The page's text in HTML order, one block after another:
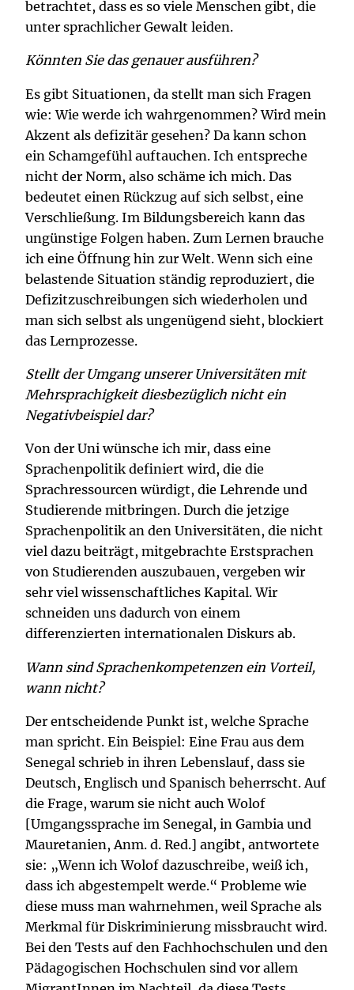
betrachtet, dass es so viele Menschen gibt, die
unter sprachlicher Gewalt leiden.
Könnten Sie das genauer ausführen?
Es gibt Situationen, da stellt man sich Fragen
wie: Wie werde ich wahrgenommen? Wird mein
Akzent als defizitär gesehen? Da kann schon
ein Schamgefühl auftauchen. Ich entspreche
nicht der Norm, also schäme ich mich. Das
bedeutet einen Rückzug auf sich selbst, eine
Verschließung. Im Bildungsbereich kann das
ungünstige Folgen haben. Zum Lernen brauche
ich eine Öffnung hin zur Welt. Wenn sich eine
belastende Situation ständig reproduziert, die
Defizitzuschreibungen sich wiederholen und
man sich selbst als ungenügend sieht, blockiert
das Lernprozesse.
Stellt der Umgang unserer Universitäten mit
Mehrsprachigkeit diesbezüglich nicht ein
Negativbeispiel dar?
Von der Uni wünsche ich mir, dass eine
Sprachenpolitik definiert wird, die die
Sprachressourcen würdigt, die Lehrende und
Studierende mitbringen. Durch die jetzige
Sprachenpolitik an den Universitäten, die nicht
viel dazu beiträgt, mitgebrachte Erstsprachen
von Studierenden auszubauen, vergeben wir
sehr viel wissenschaftliches Kapital. Wir
schneiden uns dadurch von einem
differenzierten internationalen Diskurs ab.
Wann sind Sprachenkompetenzen ein Vorteil,
wann nicht?
Der entscheidende Punkt ist, welche Sprache
man spricht. Ein Beispiel: Eine Frau aus dem
Senegal schrieb in ihren Lebenslauf, dass sie
Deutsch, Englisch und Spanisch beherrscht. Auf
die Frage, warum sie nicht auch Wolof
[Umgangssprache im Senegal, in Gambia und
Mauretanien, Anm. d. Red.] angibt, antwortete
sie: „Wenn ich Wolof dazuschreibe, weiß ich,
dass ich abgestempelt werde.“ Probleme wie
diese muss man wahrnehmen, weil Sprache als
Merkmal für Diskriminierung missbraucht wird.
Bei den Tests auf den Fachhochschulen und den
Pädagogischen Hochschulen sind vor allem